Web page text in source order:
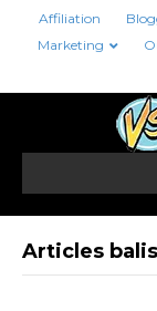
Affiliation
Marketing
Articles